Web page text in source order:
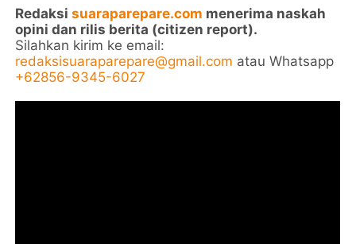
Redaksisuaraparepare.com menerima naskah
opini dan rilis berita (citizen report).
Silahkan kirim ke email:
redaksisuaraparepare@gmail.com atau Whatsapp
+62856-9345-6027